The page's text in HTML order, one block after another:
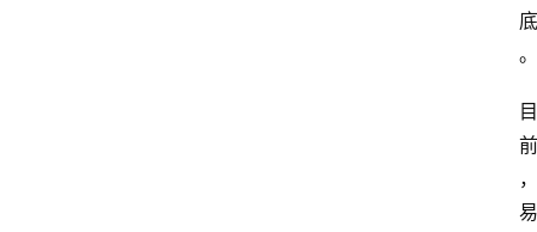
底
。
目
前
，
易